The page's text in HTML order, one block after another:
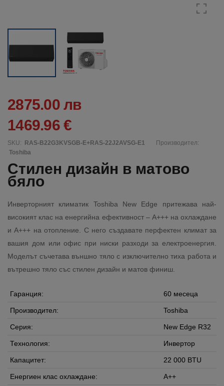
2875.00 лв
1469.96 €
SKU: RAS-B22G3KVSGB-E+RAS-22J2AVSG-E1
Производител:
Toshiba
Стилен дизайн в матово
бяло
Инверторният климатик Toshiba New Edge притежава най-
високият клас на енергийна ефективност – A+++ на охлаждане
и A+++ на отопление. С него създавате перфектен климат за
вашия дом или офис при ниски разходи за електроенергия.
Моделът съчетава външно тяло с изключително тиха работа и
вътрешно тяло със стилен дизайн и матов финиш.
Гаранция: 60 месеца
Производител: Toshiba
Серия: New Edge R32
Технология: Инвертор
Капацитет: 22 000 BTU
Енергиен клас охлаждане: A++